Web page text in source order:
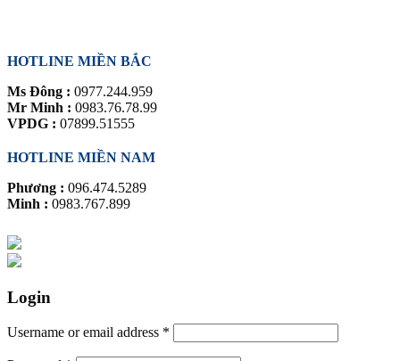
HOTLINE MIỀN BẮC
Ms Đông : 0977.244.959
Mr Minh : 0983.76.78.99
VPDG : 07899.51555
HOTLINE MIỀN NAM
Phương : 096.474.5289
Minh : 0983.767.899
Login
Username or email address *